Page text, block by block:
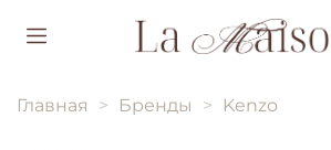
Главная Бренды Kenzo